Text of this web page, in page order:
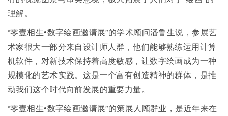
理解。
“零壹相生•数字绘画邀请展”的学术顾问潘鲁生说，参展艺
术家很大一部分来自设计师人群，他们能够熟练运用计算
机软件，对新技术保持着高度敏感，让数字绘画成为一种
规模化的艺术实践。这是一个富有创造精神的群体，是推
动我们这个时代向前发展的重要力量。
“零壹相生•数字绘画邀请展”的策展人顾群业，是近年来在